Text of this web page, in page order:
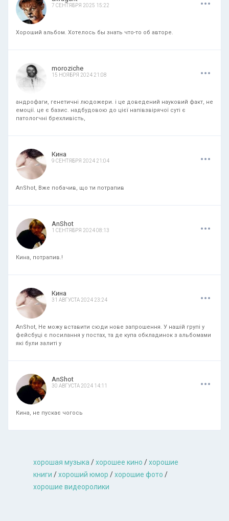
7 СЕНТЯБРЯ 2025 15:22
Хороший альбом. Хотелось бы знать что-то об авторе.
moroziche
15 НОЯБРЯ 2024 21:08 ...
андрофаги, генетичні людожери. і це доведений науковий факт, не
емоції. це є базис. надбудовою до цієї напівзвірячої суті є
патологчні брехливість,
Кина
9 СЕНТЯБРЯ 2024 21:04 ...
AnShot, Вже побачив, що ти потрапив
AnShot
1 СЕНТЯБРЯ 2024 08:13 ...
Кина, потрапив.!
Кина
31 АВГУСТА 2024 23:24 ...
AnShot, Не можу вставити сюди нове запрошення. У нашій групі у
фейсбуці є посилання у постах, та де купа обкладинок з альбомами
які були залиті у
AnShot
30 АВГУСТА 2024 14:11 ...
Кина, не пускає чогось
хорошая музыкa /хорошее кино /хорошие
книги /хороший юмор /хорошие фото /
хорошие видеоролики